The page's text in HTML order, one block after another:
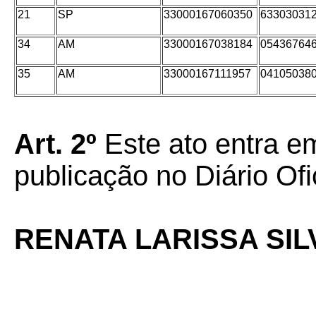
21 SP 33000167060350
34 AM 33000167038184
35 AM 33000167111957
Art. 2º Este ato entra
publicação no Diário
RENATA LARISSA